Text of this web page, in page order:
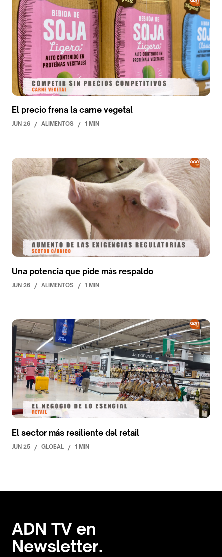
El precio frena la carne vegetal
JUN 26 / ALIMENTOS / 1 MIN
Una potencia que pide más respaldo
JUN 26 / ALIMENTOS / 1 MIN
El sector más resiliente del retail
JUN 25 / GLOBAL / 1 MIN
ADN TV en
Newsletter.